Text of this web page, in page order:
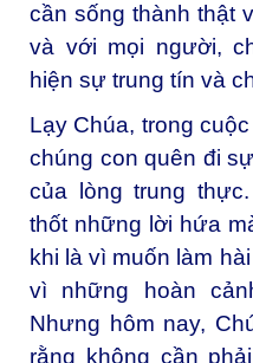
cần sống thành thật
và với mọi người,
hiện sự trung tín và
Lạy Chúa, trong
chúng con quên đi
của lòng trung
thốt những lời hứa
khi là vì muốn làm
vì những hoàn
Nhưng hôm nay,
rằng không cần